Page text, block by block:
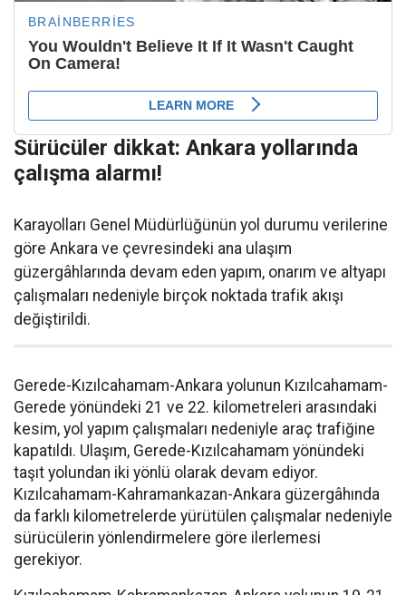
Sürücüler dikkat: Ankara yollarında
çalışma alarmı!
Karayolları Genel Müdürlüğünün yol durumu verilerine
göre Ankara ve çevresindeki ana ulaşım
güzergâhlarında devam eden yapım, onarım ve altyapı
çalışmaları nedeniyle birçok noktada trafik akışı
değiştirildi.
Gerede-Kızılcahamam-Ankara yolunun Kızılcahamam-
Gerede yönündeki 21 ve 22. kilometreleri arasındaki
kesim, yol yapım çalışmaları nedeniyle araç trafiğine
kapatıldı. Ulaşım, Gerede-Kızılcahamam yönündeki
taşıt yolundan iki yönlü olarak devam ediyor.
Kızılcahamam-Kahramankazan-Ankara güzergâhında
da farklı kilometrelerde yürütülen çalışmalar nedeniyle
sürücülerin yönlendirmelere göre ilerlemesi
gerekiyor.